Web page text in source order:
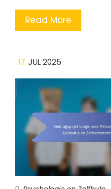
Read More
17 JUL 2025